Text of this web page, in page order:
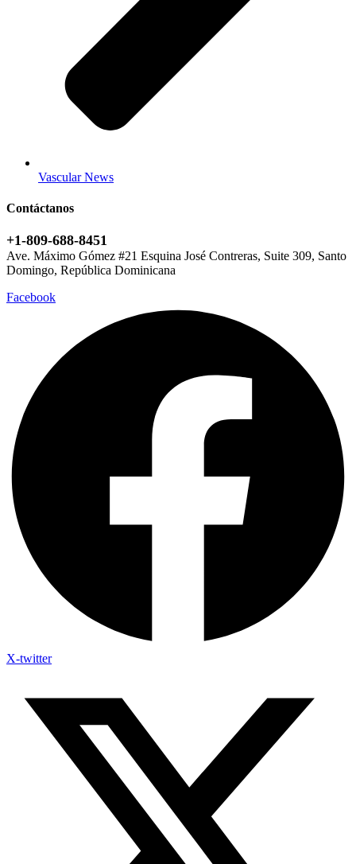
Vascular News
Contáctanos
+1-809-688-8451
Ave. Máximo Gómez #21 Esquina José Contreras, Suite 309, Santo
Domingo, República Dominicana
Facebook
X-twitter